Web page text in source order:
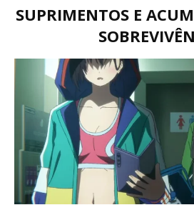
SUPRIMENTOS E